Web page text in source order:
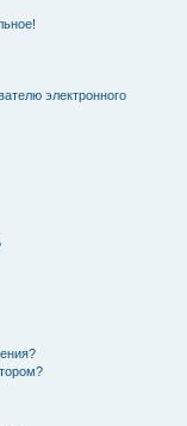
электронного